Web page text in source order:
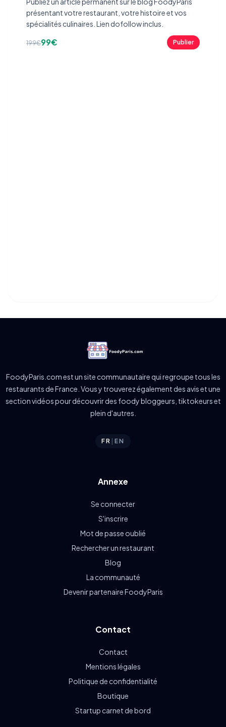
présentant votre restaurant, votre histoire et vos
spécialités culinaires. Lien dofollow inclus.
199€99€ Publier
FoodyParis.com est un site communautaire qui regroupe tous les
restaurants de France. Vous y trouverez également des avis et une
section vidéos pour découvrir des foody bloggeurs, tiktokeurs et
plein d'autres.
FR |EN
Annexe
Se connecter
S'inscrire
Mot de passe oublié
Rechercher un restaurant
Blog
La communauté
Devenir partenaire FoodyParis
Contact
Contact
Mentions légales
Politique de confidentialité
Boutique
Startup carnet de bord